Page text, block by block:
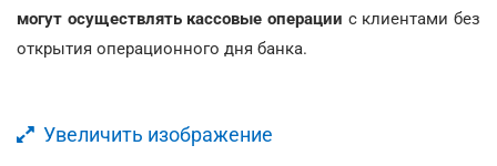
могут осуществлять кассовые операции с клиентами без
открытия операционного дня банка.
Увеличить изображение